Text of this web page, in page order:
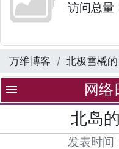
访问总量
万维博客 北极雪橇
menu 网络
北岛
发表时间